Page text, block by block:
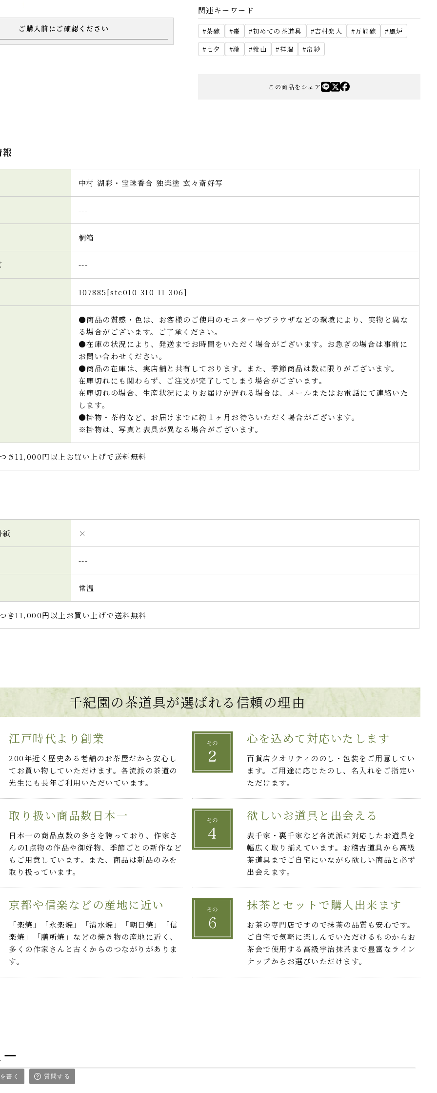
ご購入前にご確認ください
関連キーワード
茶碗 棗 初めての茶道具 吉村楽入 万能碗
風炉
七夕
瀧 義山 祥瑞 帛紗
この商品をシェア
中村 湖彩・宝珠香合 独楽塗 玄々斎好写
---
桐箱
---
107885[stc010-310-11-306]
●商品の質感・色は、お客様のご使用のモニターやブラウザなどの環境により、実物と異な
る場合がございます。ご了承ください。
●在庫の状況により、発送までお時間をいただく場合がございます。お急ぎの場合は事前に
お問い合わせください。
●商品の在庫は、実店舗と共有しております。また、季節商品は数に限りがございます。
在庫切れにも関わらず、ご注文が完了してしまう場合がございます。
在庫切れの場合、生産状況によりお届けが遅れる場合は、メールまたはお電話にて連絡いた
します。
●掛物・茶杓など、お届けまでに約１ヶ月お待ちいただく場合がございます。
※掛物は、写真と表具が異なる場合がございます。
き11,000円以上お買い上げで送料無料
紙 ×
---
常温
き11,000円以上お買い上げで送料無料
千紀園の茶道具が選ばれる 信頼の理由
江戸時代より創業
200年近く歴史ある老舗のお茶屋だから安心し
てお買い物していただけます。各流派の茶道の
先生にも長年ご利用いただいています。
心を込めて対応いたします
百貨店クオリティののし・包装をご用意してい
ます。ご用途に応じたのし、名入れをご指定い
ただけます。
取り扱い商品数日本一
日本一の商品点数の多さを誇っており、作家さ
んの1点物の作品や御好物、季節ごとの新作など
もご用意しています。また、商品は新品のみを
取り扱っています。
欲しいお道具と出会える
表千家・裏千家など各流派に対応したお道具を
幅広く取り揃えています。お稽古道具から高級
茶道具までご自宅にいながら欲しい商品と必ず
出会えます。
京都や信楽などの産地に近い
「楽焼」「永楽焼」「清水焼」「朝日焼」「信
楽焼」「膳所焼」などの焼き物の産地に近く、
多くの作家さんと古くからのつながりがありま
す。
抹茶とセットで購入出来ます
お茶の専門店ですので抹茶の品質も安心です。
ご自宅で気軽に楽しんでいただけるものからお
茶会で使用する高級宇治抹茶まで豊富なライン
ナップからお選びいただけます。
書く 質問する